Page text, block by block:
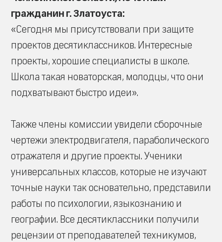
гражданин г. Златоуста:
«Сегодня мы присутствовали при защите
проектов десятиклассников. Интересные
проекты, хорошие специалисты в школе.
Школа такая новаторская, молодцы, что они
подхватывают быстро идеи».
Также члены комиссии увидели сборочные
чертежи электродвигателя, параболического
отражателя и другие проекты. Ученики
универсальных классов, которые не изучают
точные науки так основательно, представили
работы по психологии, языкознанию и
географии. Все десятиклассники получили
рецензии от преподавателей техникумов,